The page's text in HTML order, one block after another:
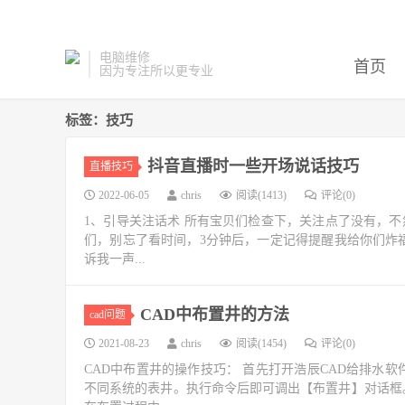
电脑维修
因为专注所以更专业
首页
标签：技巧
直播技巧 抖音直播时一些开场说话技巧
2022-06-05 chris 阅读(1413) 评论(0)
1、引导关注话术 所有宝贝们检查下，关注点了没有，
们，别忘了看时间，3分钟后，一定记得提醒我给你们
诉我一声...
cad问题 CAD中布置井的方法
2021-08-23 chris 阅读(1454) 评论(0)
CAD中布置井的操作技巧： 首先打开浩辰CAD给排水
不同系统的表井。执行命令后即可调出【布置井】对话